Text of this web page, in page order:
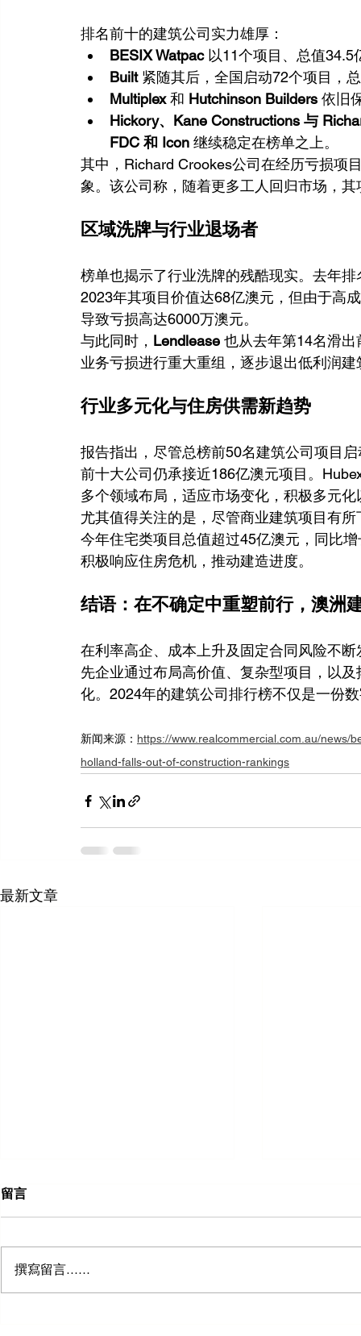
排名前十的建筑公司实力雄厚：
BESIX Watpac 以11个项目、总值34.5
Built 紧随其后，全国启动72个项目，
Multiplex 和 Hutchinson Builders 依旧
Hickory、Kane Constructions 与
FDC 和 Icon 继续稳定在榜单之上。
其中，Richard Crookes公司在经历亏损项
象。该公司称，随着更多工人回归市场，
区域洗牌与行业退场者
榜单也揭示了行业洗牌的残酷现实。去年
2023年其项目价值达68亿澳元，但由于高
导致亏损高达6000万澳元。
与此同时， Lendlease 也从去年第14名滑
业务亏损进行重大重组，逐步退出低利润建
行业多元化与住房供需新趋势
报告指出，尽管总榜前50名建筑公司项目
前十大公司仍承接近186亿澳元项目。
多个领域布局，适应市场变化，积极多元化
尤其值得关注的是，尽管商业建筑项目有
今年住宅类项目总值超过45亿澳元，同比
积极响应住房危机，推动建造进度。
结语：在不确定中重塑前行，澳洲
在利率高企、成本上升及固定合同风险不
先企业通过布局高价值、复杂型项目，以
化。2024年的建筑公司排行榜不仅是一份
新闻来源： https://www.realcommercial.com.au/news/
holland-falls-out-of-construction-rankings
最新文章
留言
撰寫留言......